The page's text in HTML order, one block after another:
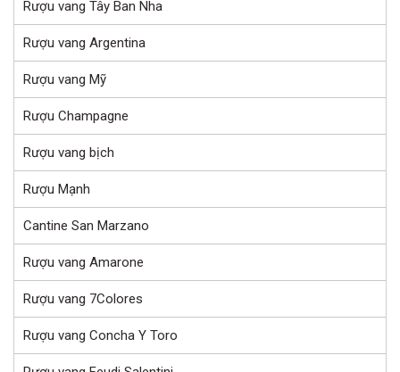
Rượu vang Tây Ban Nha
Rượu vang Argentina
Rượu vang Mỹ
Rượu Champagne
Rượu vang bịch
Rượu Mạnh
Cantine San Marzano
Rượu vang Amarone
Rượu vang 7Colores
Rượu vang Concha Y Toro